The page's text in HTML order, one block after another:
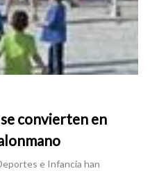
convierten en
e Infancia han